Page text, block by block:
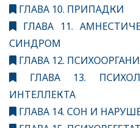
ГЛАВА 10. ПРИПАДКИ
ГЛАВА 11.
СИНДРОМ
ГЛАВА 12.
ГЛАВА 13.
ИНТЕЛЛЕКТА
ГЛАВА 14. СОН И